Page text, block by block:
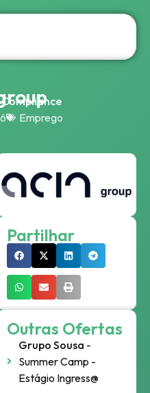
Emprego
Partilhar
Outras Ofertas
Grupo Sousa -
Summer Camp -
Estágio Ingress@